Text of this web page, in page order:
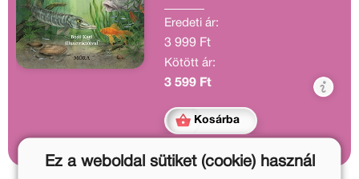
minden csuka született
ragadozó, vagy akad köztük
olyan is, amelyik csak
növényeket eszik? Gombos
Tamás alapos kutatómunkával
olthatatlan kíváncsisággal
kelti életre a hazai vizek
titokzatos birodalmát.
Eredeti ár:
3 999 Ft
Kötött ár:
3 599 Ft
Kosárba
Ez a weboldal sütiket (cookie) használ